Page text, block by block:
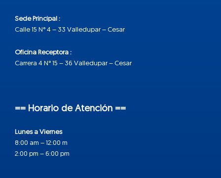
Sede Principal :
Calle 15 N° 4 – 33 Valledupar – Cesar
Oficina Receptora :
Carrera 4 N° 15 – 36 Valledupar – Cesar
== Horario de Atención ==
Lunes a Viernes
8:00 am – 12:00 m
2:00 pm – 6:00 pm